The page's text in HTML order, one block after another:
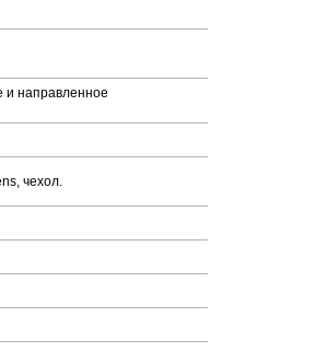
и направленное
чехол.